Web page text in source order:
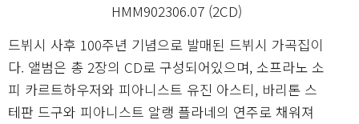
HMM902306.07 (2CD)
드뷔시 사후 100주년 기념으로 발매된 드뷔시 가곡집이
다. 앨범은 총 2장의 CD로 구성되어있으며, 소프라노 소
피 카르트하우저와 피아니스트 유진 아스티, 바리톤 스
테판 드구와 피아니스트 알랭 플라네의 연주로 채워져